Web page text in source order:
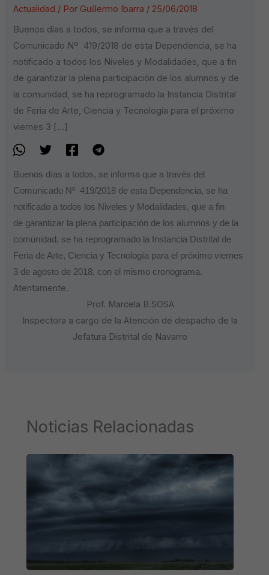
Actualidad / Por Guillermo Ibarra / 25/06/2018
Buenos días a todos, se informa que a través del
Comunicado Nº 419/2018 de esta Dependencia, se ha
notificado a todos los Niveles y Modalidades, que a fin
de garantizar la plena participación de los alumnos y de
la comunidad, se ha reprogramado la Instancia Distrital
de Feria de Arte, Ciencia y Tecnología para el próximo
viernes 3 […]
Buenos días a todos, se informa que a través del
Comunicado Nº 419/2018 de esta Dependencia, se ha
notificado a todos los Niveles y Modalidades, que a fin
de garantizar la plena participación de los alumnos y de la
comunidad, se ha reprogramado la Instancia Distrital de
Feria de Arte, Ciencia y Tecnología para el próximo viernes
3 de agosto de 2018, con el mismo cronograma.
Atentamente.
Prof. Marcela B.SOSA
Inspectora a cargo de la Atención de despacho de la
Jefatura Distrital de Navarro
Noticias Relacionadas